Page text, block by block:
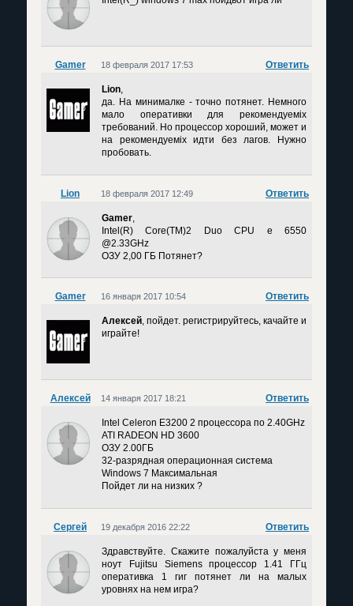
Gamer Ответить
18 февраля 2017 17:53
Lion,
да. На минималке - точно потянет. Немного
мало оперативки для рекомендуеміх
требований. Но процессор хороший, может и
на рекомендуеміх идти без лагов. Нужно
пробовать.
Lion Ответить
18 февраля 2017 12:49
Gamer
Intel(R) Core(TM)2 Duo CPU e 6550
@2.33GHz
ОЗУ 2,00 ГБ Потянет?
Gamer Ответить
16 января 2017 10:54
Алексей, пойдет. регистрируйтесь, качайте и
играйте!
Алексей Ответить
14 января 2017 18:21
Intel Celeron E3200 2 процессора по 2.40GHz
ATI RADEON HD 3600
ОЗУ 2.00ГБ
32-разрядная операционная система
Windows 7 Максимальная
Пойдет ли на низких ?
Сергей Ответить
19 декабря 2016 22:22
Здравствуйте. Скажите пожалуйста у меня
ноут Fujitsu Siemens процессор 1.41 ГГц
оперативка 1 гиг потянет ли на малых
уровнях на нем игра?